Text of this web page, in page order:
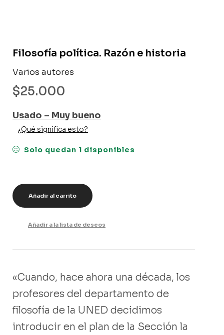
Filosofía política. Razón e historia
Varios autores
$25.000
Usado – Muy bueno
¿Qué significa esto?
Solo quedan 1 disponibles
Añadir al carrito
Añadir a la lista de deseos
«Cuando, hace ahora una década, los
profesores del departamento de
filosofía de la UNED decidimos
introducir en el plan de la Sección la